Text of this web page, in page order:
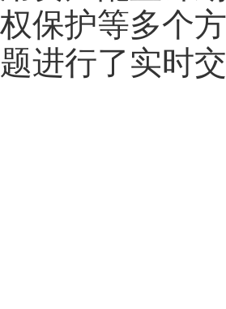
权保护等多个
题进行了实时交